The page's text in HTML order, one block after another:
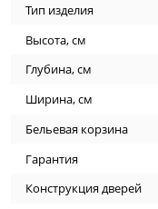
Тип изделия
Высота, см
Глубина, см
Ширина, см
Бельевая корзина
Гарантия
Конструкция дверей